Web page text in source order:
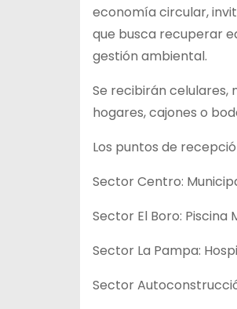
economía circular,
que busca recuperar
gestión ambiental.
Se recibirán celulares,
hogares, cajones o
Los puntos de
Sector Centro:
Sector El Boro: Piscina
Sector La Pampa:
Sector